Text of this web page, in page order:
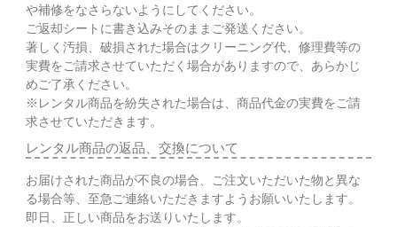
や補修をなさらないようにしてください。
ご返却シートに書き込みそのままご発送ください。
著しく汚損、破損された場合はクリーニング代、修理費等の
実費をご請求させていただく場合がありますので、あらかじ
めご了承ください。
※レンタル商品を紛失された場合は、商品代金の実費をご請
求させていただきます。
レンタル商品の返品、交換について
お届けされた商品が不良の場合、ご注文いただいた物と異な
る場合等、至急ご連絡いただきますようお願いいたします。
即日、正しい商品をお送りいたします。